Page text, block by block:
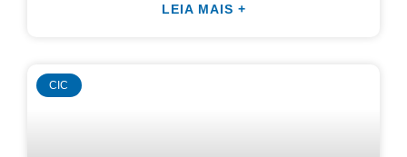
LEIA MAIS +
CIC